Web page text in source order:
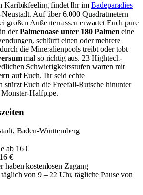
Karibikfeeling findet Ihr im Badeparadies
Auf über 6.000 Quadratmetern
großen Außenterrassen erwartet Euch pure
derPalmenoase unter 180 Palmen eine
schlürft einen oder mehrere
die Mineralienpools treibt oder tobt
mal so richtig aus. 23 Hightech-
Schwierigkeitsstufen warten mit
auf Euch. Ihr seid echte
stürzt Euch die Freefall-Rutsche hinunter
Halfpipe.
Baden-Württemberg
ab 16 €
€
haben kostenlosen Zugang
täglich von 9 – 22 Uhr, tägliche Pause von